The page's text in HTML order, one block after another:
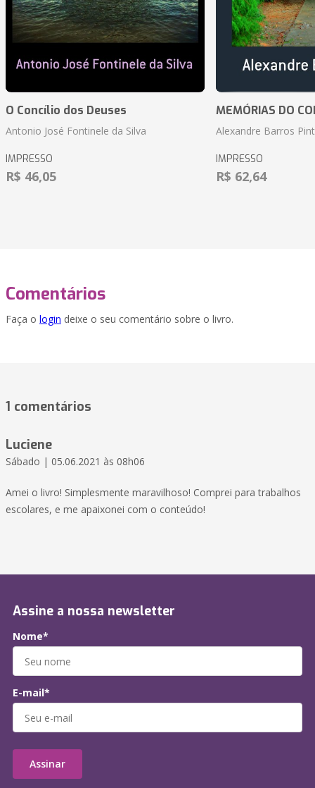
O Concílio dos Deuses
Antonio José Fontinele da Silva
IMPRESSO
R$ 46,05
MEMÓRIAS DO
Alexandre Barros
IMPRESSO
R$ 62,64
Comentários
Faça o login deixe o seu comentário sobre o livro.
1 comentários
Luciene
Sábado | 05.06.2021 às 08h06
Amei o livro! Simplesmente maravilhoso! Comprei para trabalhos
escolares, e me apaixonei com o conteúdo!
Assine a nossa newsletter
Nome*
E-mail*
Assinar